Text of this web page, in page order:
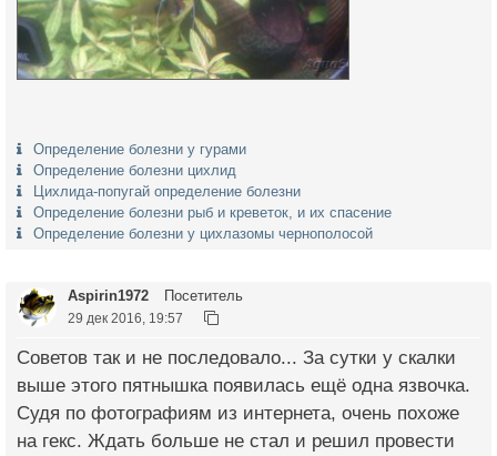
Определение болезни у гурами
Определение болезни цихлид
Цихлида-попугай определение болезни
Определение болезни рыб и креветок, и их спасение
Определение болезни у цихлазомы чернополосой
Aspirin1972 Посетитель
29 дек 2016, 19:57
Советов так и не последовало... За сутки у скалки
выше этого пятнышка появилась ещё одна язвочка.
Судя по фотографиям из интернета, очень похоже
на гекс. Ждать больше не стал и решил провести